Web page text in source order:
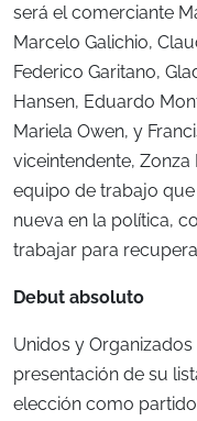
será el comerciante
Marcelo Galichio,
Federico Garitano,
Hansen, Eduardo
Mariela Owen, y
viceintendente,
equipo de trabajo
nueva en la política,
trabajar para
Debut absoluto
Unidos y
presentación de su
elección como